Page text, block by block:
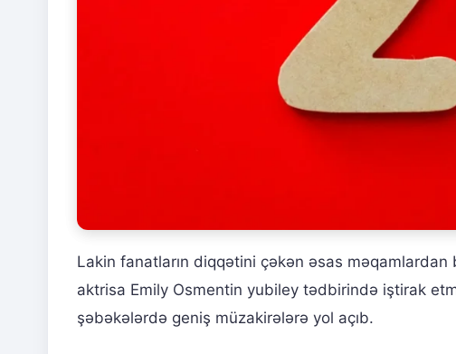
Lakin fanatların diqqətini çəkən əsas məqamlardan
aktrisa Emily Osmentin yubiley tədbirində iştirak
şəbəkələrdə geniş müzakirələrə yol açıb.